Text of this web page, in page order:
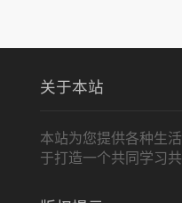
关于本站
本站为您提供各种生
于打造一个共同学习